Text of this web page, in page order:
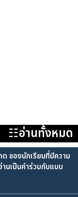
☷อ่านทั้งหมด
ของนักเรียนที่มีความ
นเป็นคำร่วมกับแบบ